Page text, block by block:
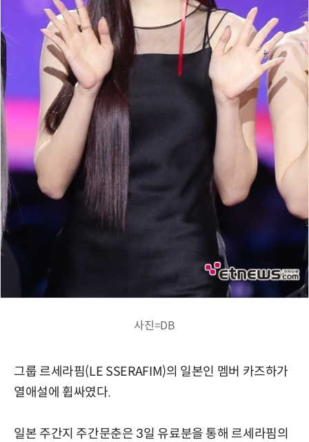
사진=DB
그룹 르세라핌(LE SSERAFIM)의 일본인 멤버 카즈하가
열애설에 휩싸였다.
일본 주간지 주간문춘은 3일 유료분을 통해 르세라핌의